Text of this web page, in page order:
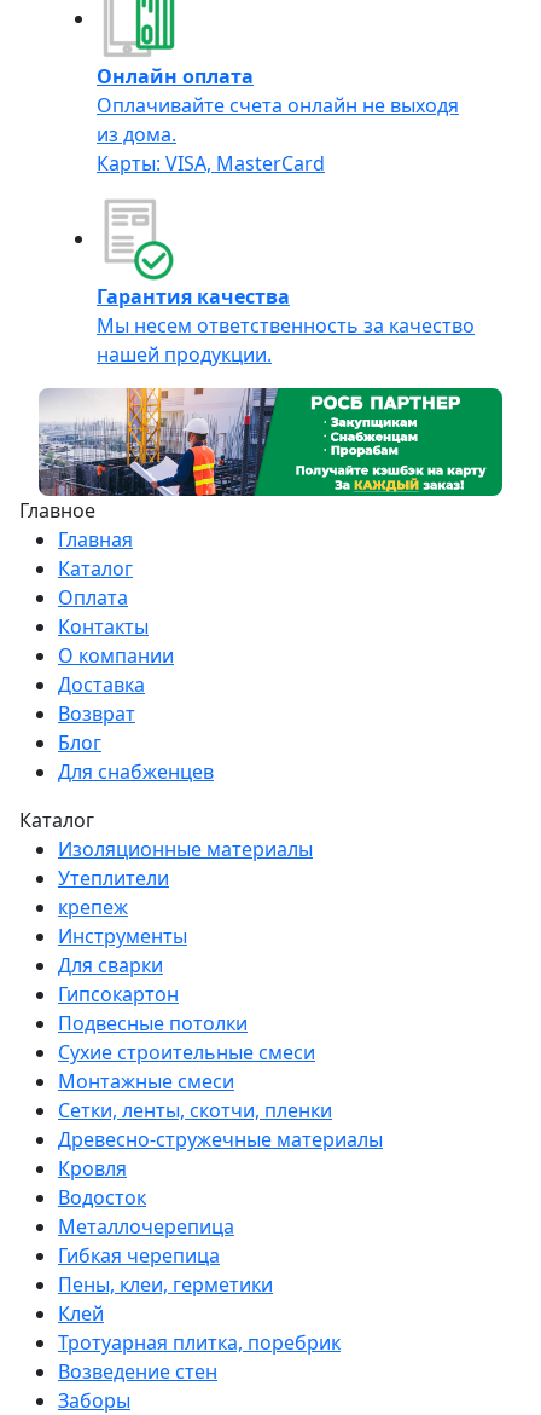
Онлайн оплата
Оплачивайте счета онлайн не выходя
из дома.
Карты: VISA, MasterCard
Гарантия качества
Мы несем ответственность за качество
нашей продукции.
Главное
Главная
Каталог
Оплата
Контакты
О компании
Доставка
Возврат
Блог
Для снабженцев
Каталог
Изоляционные материалы
Утеплители
крепеж
Инструменты
Для сварки
Гипсокартон
Подвесные потолки
Сухие строительные смеси
Монтажные смеси
Сетки, ленты, скотчи, пленки
Древесно-стружечные материалы
Кровля
Водосток
Металлочерепица
Гибкая черепица
Пены, клеи, герметики
Клей
Тротуарная плитка, поребрик
Возведение стен
Заборы